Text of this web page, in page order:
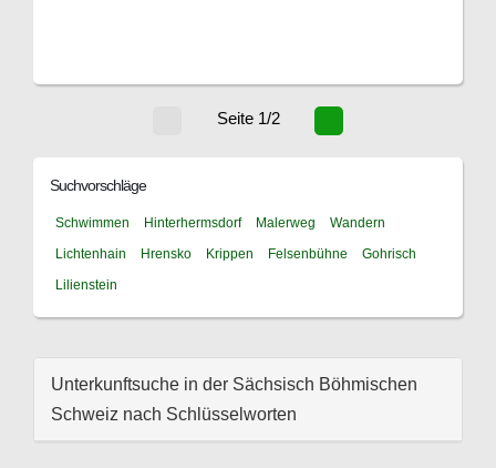
Seite 1/2
Suchvorschläge
Schwimmen Hinterhermsdorf Malerweg
Wandern
Lichtenhain
Hrensko Krippen Felsenbühne
Gohrisch
Lilienstein
Unterkunftsuche in der Sächsisch Böhmischen
Schweiz nach Schlüsselworten